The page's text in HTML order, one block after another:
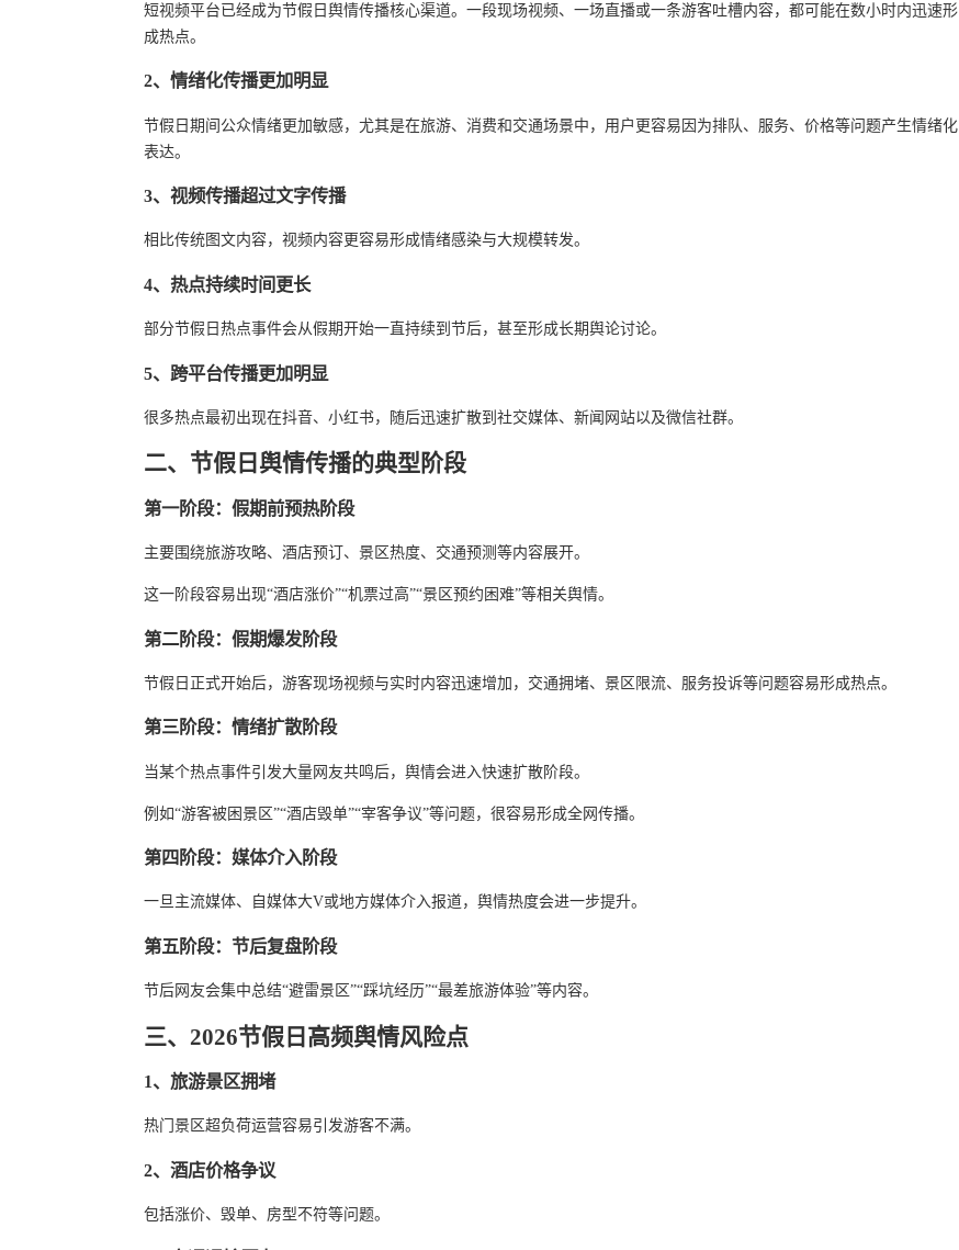
短视频平台已经成为节假日舆情传播核心渠道。一段现场视频、一场直播或一条游客吐槽内容，都可能在数小时内迅速形
成热点。
2、情绪化传播更加明显
节假日期间公众情绪更加敏感，尤其是在旅游、消费和交通场景中，用户更容易因为排队、服务、价格等问题产生情绪化
表达。
3、视频传播超过文字传播
相比传统图文内容，视频内容更容易形成情绪感染与大规模转发。
4、热点持续时间更长
部分节假日热点事件会从假期开始一直持续到节后，甚至形成长期舆论讨论。
5、跨平台传播更加明显
很多热点最初出现在抖音、小红书，随后迅速扩散到社交媒体、新闻网站以及微信社群。
二、节假日舆情传播的典型阶段
第一阶段：假期前预热阶段
主要围绕旅游攻略、酒店预订、景区热度、交通预测等内容展开。
这一阶段容易出现“酒店涨价”“机票过高”“景区预约困难”等相关舆情。
第二阶段：假期爆发阶段
节假日正式开始后，游客现场视频与实时内容迅速增加，交通拥堵、景区限流、服务投诉等问题容易形成热点。
第三阶段：情绪扩散阶段
当某个热点事件引发大量网友共鸣后，舆情会进入快速扩散阶段。
例如“游客被困景区”“酒店毁单”“宰客争议”等问题，很容易形成全网传播。
第四阶段：媒体介入阶段
一旦主流媒体、自媒体大V或地方媒体介入报道，舆情热度会进一步提升。
第五阶段：节后复盘阶段
节后网友会集中总结“避雷景区”“踩坑经历”“最差旅游体验”等内容。
三、2026节假日高频舆情风险点
1、旅游景区拥堵
热门景区超负荷运营容易引发游客不满。
2、酒店价格争议
包括涨价、毁单、房型不符等问题。